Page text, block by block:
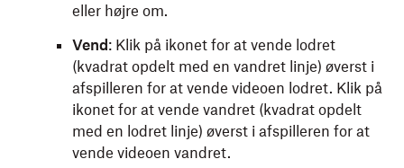
eller højre om.
Vend: Klik på ikonet for at vende lodret
(kvadrat opdelt med en vandret linje) øverst i
afspilleren for at vende videoen lodret. Klik på
ikonet for at vende vandret (kvadrat opdelt
med en lodret linje) øverst i afspilleren for at
vende videoen vandret.